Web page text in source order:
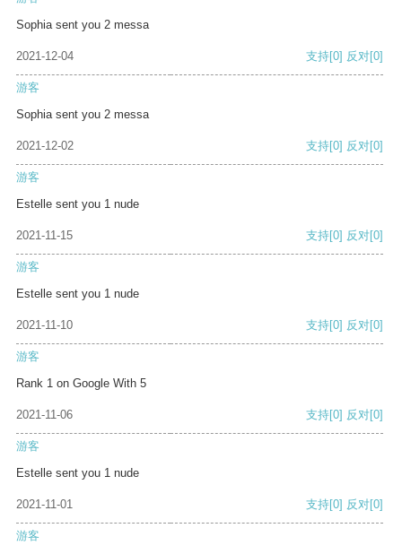
Sophia sent you 2 messa
2021-12-04 支持[0] 反对[0]
游客
Sophia sent you 2 messa
2021-12-02 支持[0] 反对[0]
游客
Estelle sent you 1 nude
2021-11-15 支持[0] 反对[0]
游客
Estelle sent you 1 nude
2021-11-10 支持[0] 反对[0]
游客
Rank 1 on Google With 5
2021-11-06 支持[0] 反对[0]
游客
Estelle sent you 1 nude
2021-11-01 支持[0] 反对[0]
游客